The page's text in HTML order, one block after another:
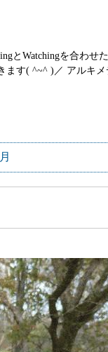
とWatchingを合わせ
す( ^~^ )／ アルキ